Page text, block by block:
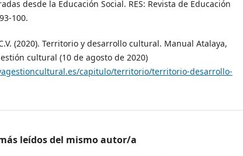
desde la Educación Social. RES: Revista de Educación
100.
(2020). Territorio y desarrollo cultural. Manual Atalaya,
cultural (10 de agosto de 2020)
capitulo/territorio/territorio-desarrollo-
leídos del mismo autor/a